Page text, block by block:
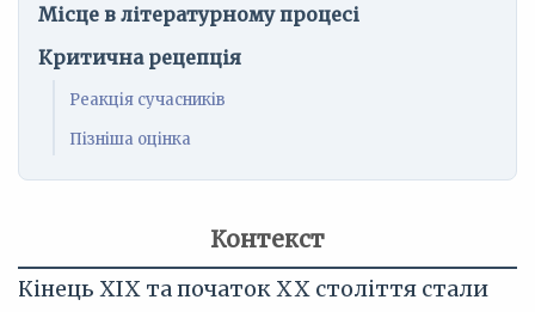
Місце в літературному процесі
Критична рецепція
Реакція сучасників
Пізніша оцінка
Контекст
Кінець XIX та початок XX століття стали